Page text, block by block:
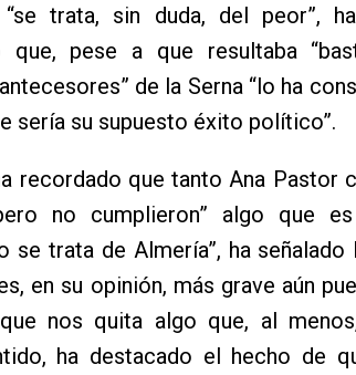
trata, sin duda, del peor”,
que, pese a que resultaba
de la Serna “lo ha
sería su supuesto éxito político”.
recordado que tanto Ana Pastor
no cumplieron” algo que
se trata de Almería”, ha señalado
en su opinión, más grave aún
nos quita algo que, al
ha destacado el hecho de